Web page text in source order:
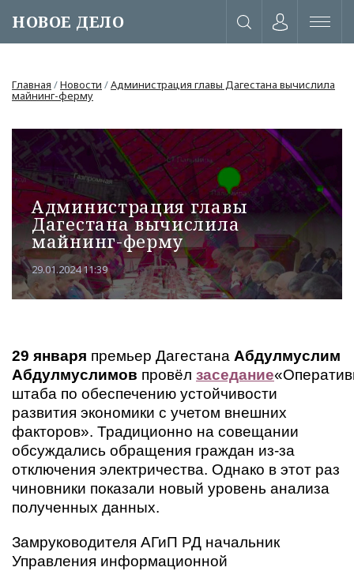
НОВОЕ ДЕЛО
Главная /Новости /Администрация главы Дагестана вычислила
майнинг-ферму
Администрация главы
Дагестана вычислила
майнинг-ферму
29.01.2024 11:39
29 января премьер Дагестана Абдулмуслим
Абдулмуслимов провёл заседание
штаба по обеспечению устойчивости
развития экономики с учетом внешних
факторов». Традиционно на совещании
обсуждались обращения граждан из-за
отключения электричества. Однако в этот раз
чиновники показали новый уровень анализа
полученных данных.
Замруководителя АГиП РД начальник
Управления информационной